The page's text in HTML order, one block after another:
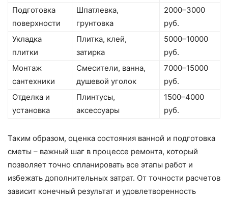
Подготовка
поверхности
Шпатлевка,
грунтовка
2000–3000
руб.
Укладка
плитки
Плитка, клей,
затирка
5000–10000
руб.
Монтаж
сантехники
Смесители, ванна,
душевой уголок
7000–15000
руб.
Отделка и
установка
Плинтусы,
аксессуары
1500–4000
руб.
Таким образом, оценка состояния ванной и подготовка
сметы – важный шаг в процессе ремонта, который
позволяет точно спланировать все этапы работ и
избежать дополнительных затрат. От точности расчетов
зависит конечный результат и удовлетворенность